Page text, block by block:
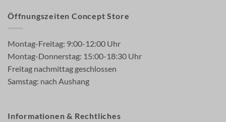
Öffnungszeiten Concept Store
Montag-Freitag: 9:00-12:00 Uhr
Montag-Donnerstag: 15:00-18:30 Uhr
Freitag nachmittag geschlossen
Samstag: nach Aushang
Informationen & Rechtliches